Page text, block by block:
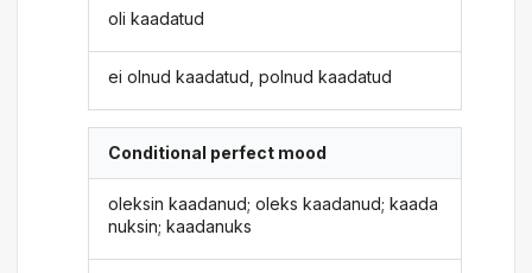
oli kaadatud
ei olnud kaadatud, polnud kaadatud
Conditional perfect mood
oleksin kaadanud; oleks kaadanud; kaada
nuksin; kaadanuks